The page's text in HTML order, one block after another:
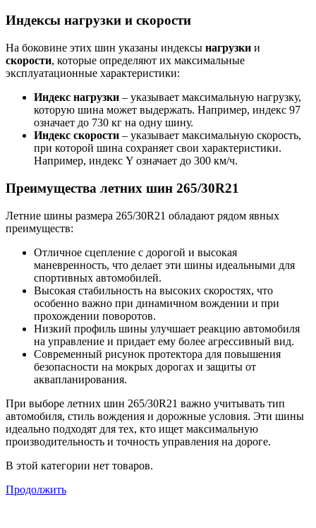
Индексы нагрузки и скорости
На боковине этих шин указаны индексы нагрузки и
скорости, которые определяют их максимальные
эксплуатационные характеристики:
Индекс нагрузки – указывает максимальную нагрузку,
которую шина может выдержать. Например, индекс 97
означает до 730 кг на одну шину.
Индекс скорости – указывает максимальную скорость,
при которой шина сохраняет свои характеристики.
Например, индекс Y означает до 300 км/ч.
Преимущества летних шин 265/30R21
Летние шины размера 265/30R21 обладают рядом явных
преимуществ:
Отличное сцепление с дорогой и высокая
маневренность, что делает эти шины идеальными для
спортивных автомобилей.
Высокая стабильность на высоких скоростях, что
особенно важно при динамичном вождении и при
прохождении поворотов.
Низкий профиль шины улучшает реакцию автомобиля
на управление и придает ему более агрессивный вид.
Современный рисунок протектора для повышения
безопасности на мокрых дорогах и защиты от
аквапланирования.
При выборе летних шин 265/30R21 важно учитывать тип
автомобиля, стиль вождения и дорожные условия. Эти шины
идеально подходят для тех, кто ищет максимальную
производительность и точность управления на дороге.
В этой категории нет товаров.
Продолжить